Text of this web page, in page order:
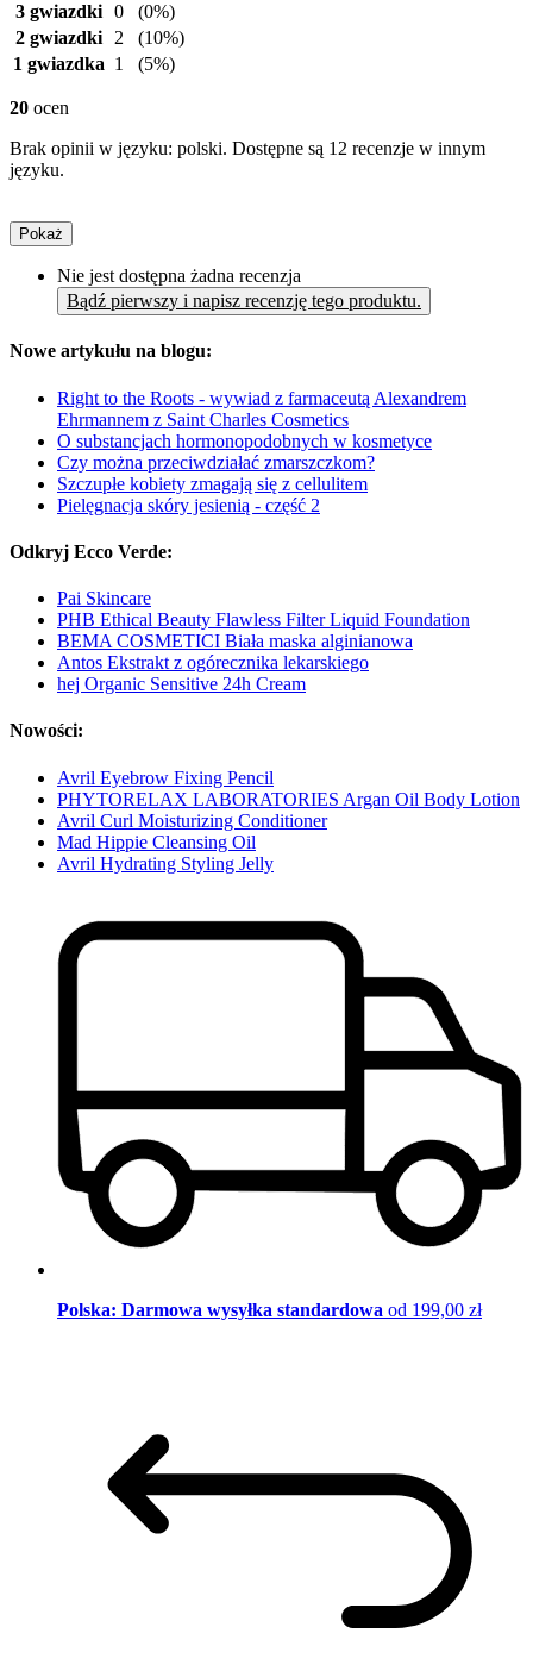
3 gwiazdki 0
(0%)
2 gwiazdki
2
(10%)
1 gwiazdka 1 (5%)
20 ocen
Brak opinii w języku: polski. Dostępne są 12 recenzje w innym
języku.
Pokaż
Nie jest dostępna żadna recenzja
Bądź pierwszy i napisz recenzję tego produktu.
Nowe artykułu na blogu:
Right to the Roots - wywiad z farmaceutą Alexandrem
Ehrmannem z Saint Charles Cosmetics
O substancjach hormonopodobnych w kosmetyce
Czy można przeciwdziałać zmarszczkom?
Szczupłe kobiety zmagają się z cellulitem
Pielęgnacja skóry jesienią - część 2
Odkryj Ecco Verde:
Pai Skincare
PHB Ethical Beauty Flawless Filter Liquid Foundation
BEMA COSMETICI Biała maska alginianowa
Antos Ekstrakt z ogórecznika lekarskiego
hej Organic Sensitive 24h Cream
Nowości:
Avril Eyebrow Fixing Pencil
PHYTORELAX LABORATORIES Argan Oil Body Lotion
Avril Curl Moisturizing Conditioner
Mad Hippie Cleansing Oil
Avril Hydrating Styling Jelly
Polska: Darmowa wysyłka standardowa od 199,00 zł